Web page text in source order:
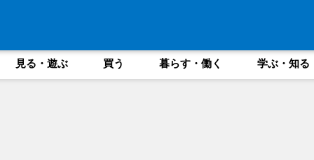
見る・遊ぶ 買う 暮らす・働く 学ぶ・知る